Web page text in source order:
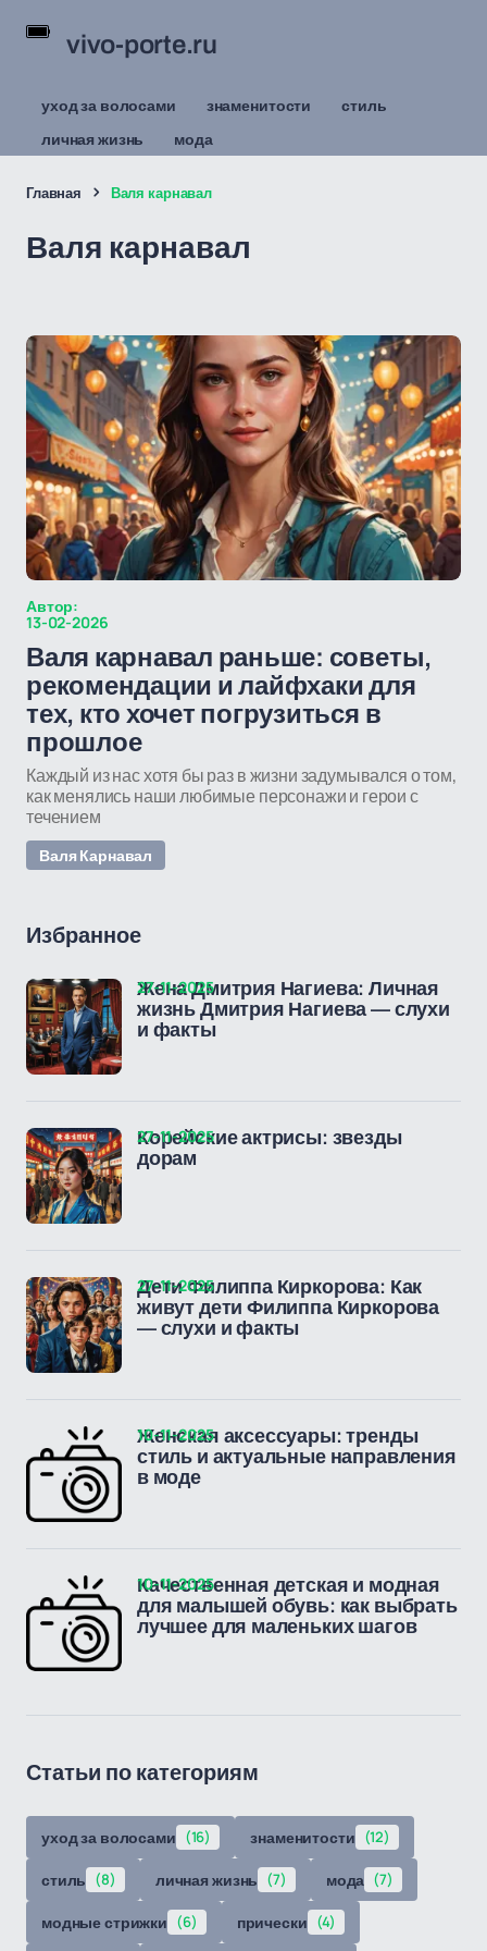
vivo-porte.ru
уход за волосами знаменитости
стиль
личная жизнь
мода
Главная Валя карнавал
Валя карнавал
Автор:
13-02-2026
Валя карнавал раньше: советы,
рекомендации и лайфхаки для
тех, кто хочет погрузиться в
прошлое
Каждый из нас хотя бы раз в жизни задумывался о том,
как менялись наши любимые персонажи и герои с
течением
Валя Карнавал
Избранное
Жена Дмитрия Нагиева: Личная
жизнь Дмитрия Нагиева — слухи
и факты
27-11-2025
Корейские актрисы: звезды
дорам
27-11-2025
Дети Филиппа Киркорова: Как
живут дети Филиппа Киркорова
— слухи и факты
27-11-2025
Женская аксессуары: тренды
стиль и актуальные направления
в моде
10-11-2025
Качественная детская и модная
для малышей обувь: как выбрать
лучшее для маленьких шагов
10-11-2025
Статьи по категориям
уход за волосами (16) знаменитости (12)
стиль (8) личная жизнь (7) мода (7)
модные стрижки (6) прически (4)